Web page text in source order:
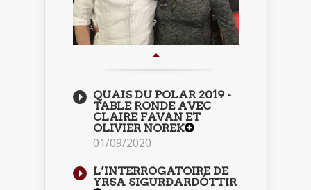
QUAIS DU POLAR 2019 -
TABLE RONDE AVEC
CLAIRE FAVAN ET
OLIVIER NOREK
01/09/2020
L’INTERROGATOIRE DE
YRSA SIGURÐARDÓTTIR